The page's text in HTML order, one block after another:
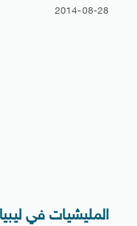
2014-08-28
المليشيات في ليبيا